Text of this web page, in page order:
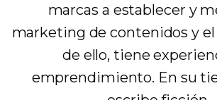
marcas a establecer y
marketing de contenidos y el
de ello, tiene
emprendimiento. En su